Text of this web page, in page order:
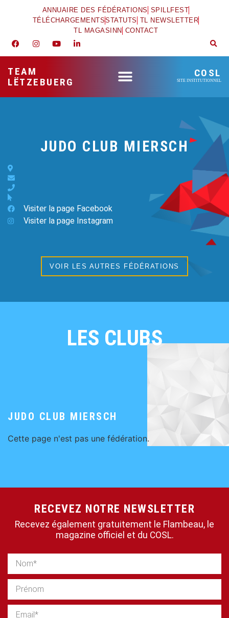
ANNUAIRE DES FÉDÉRATIONS SPILLFEST
TÉLÉCHARGEMENTSSTATUTS TL NEWSLETTER
TL MAGASINN CONTACT
TEAM
LËTZEBUERG
COSL
SITE INSTITUTIONNEL
JUDO CLUB MIERSCH
Visiter la page Facebook
Visiter la page Instagram
VOIR LES AUTRES FÉDÉRATIONS
LES CLUBS
JUDO CLUB MIERSCH
Cette page n'est pas une fédération.
RECEVEZ NOTRE NEWSLETTER
Recevez également gratuitement le Flambeau, le
magazine officiel et du COSL.